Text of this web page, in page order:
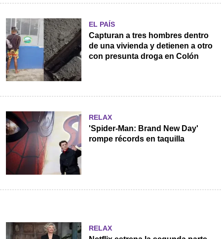
EL PAÍS
Capturan a tres hombres dentro
de una vivienda y detienen a otro
con presunta droga en Colón
RELAX
'Spider-Man: Brand New Day'
rompe récords en taquilla
RELAX